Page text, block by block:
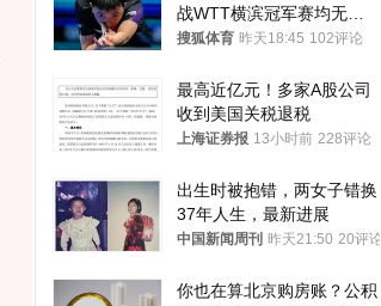
战WTT横滨冠军赛均无缘
八强
搜狐体育 昨天18:45 102评论
最高近亿元！多家A股公司
收到美国关税退税
上海证券报 13小时前 228评论
出生时被抱错，两女子错换
37年人生，最新进展
中国新闻周刊 昨天21:50 20评论
你也在算北京购房账？公积